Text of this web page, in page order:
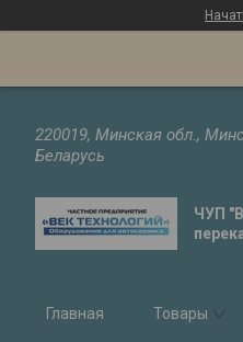
220019, Минская обл.,
Беларусь
ЧУП
Главная Товары